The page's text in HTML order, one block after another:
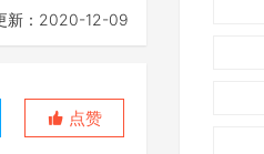
新：2020-12-09
点赞